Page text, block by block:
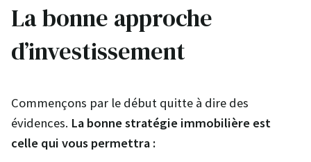
La bonne approche
d’investissement
Commençons par le début quitte à dire des
évidences. La bonne stratégie immobilière est
celle qui vous permettra :